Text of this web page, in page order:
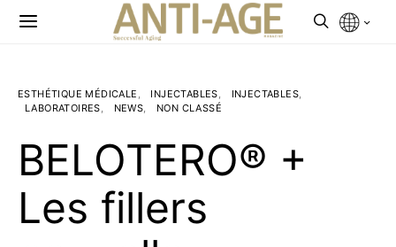
ESTHÉTIQUE MÉDICALE INJECTABLES
INJECTABLES
LABORATOIRES
NEWS NON CLASSÉ
BELOTERO® +
Les fillers